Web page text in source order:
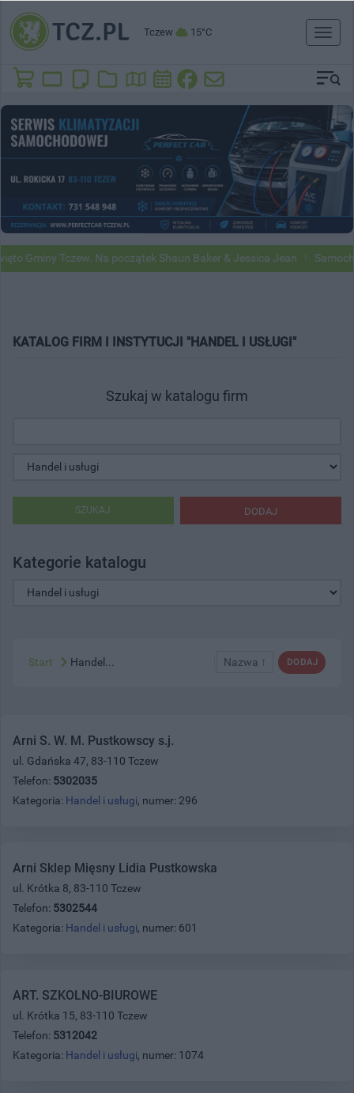
Tczew 15°C
Toggle
Gminy Tczew. Na początek Shaun Baker & Jessica Jean
KATALOG FIRM I INSTYTUCJI "HANDEL I USŁUGI"
Szukaj w katalogu firm
DODAJ
SZUKAJ
Kategorie katalogu
DODAJ
Nazwa ↑
Start Handel...
Arni S. W. M. Pustkowscy s.j.
ul. Gdańska 47, 83-110 Tczew
Telefon: 5302035
Kategoria: Handel i usługi, numer: 296
Arni Sklep Mięsny Lidia Pustkowska
ul. Krótka 8, 83-110 Tczew
Telefon: 5302544
Kategoria: Handel i usługi, numer: 601
ART. SZKOLNO-BIUROWE
ul. Krótka 15, 83-110 Tczew
Telefon: 5312042
Kategoria: Handel i usługi, numer: 1074